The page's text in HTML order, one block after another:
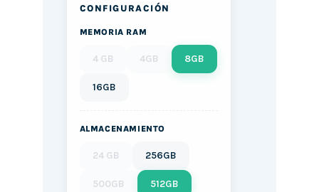
CONFIGURACIÓN
MEMORIA RAM
4 GB 4GB 8GB
16GB
ALMACENAMIENTO
24 GB 256GB
500GB 512GB